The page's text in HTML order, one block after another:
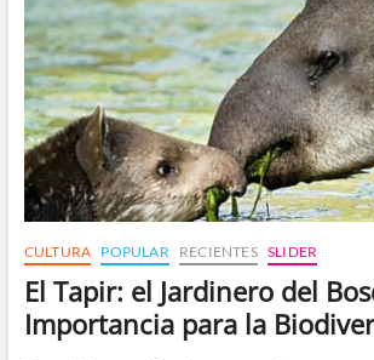
Grandes
Figuras
y
Talento
Latino
CULTURA POPULAR RECIENTES SLIDER
El Tapir: el Jardinero del
Importancia para la